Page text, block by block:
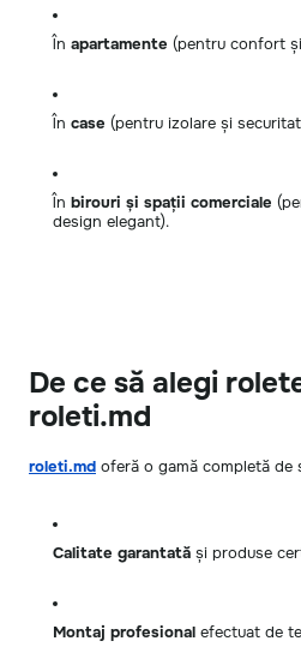
În apartamente (pentru confort
În case (pentru izolare și
În birouri și spații comerciale
design elegant).
De ce să alegi
roleti.md
roleti.md oferă o gamă completă de
Calitate garantată și produse
Montaj profesional efectuat de